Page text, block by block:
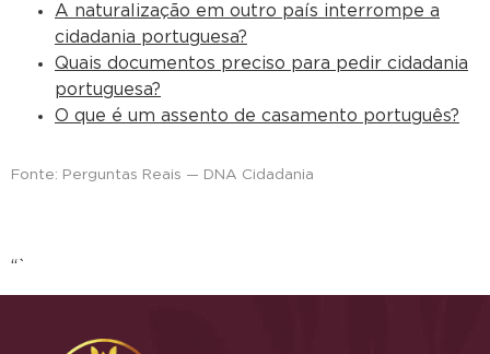
A naturalização em outro país interrompe a
cidadania portuguesa?
Quais documentos preciso para pedir cidadania
portuguesa?
O que é um assento de casamento português?
Fonte: Perguntas Reais — DNA Cidadania
“`